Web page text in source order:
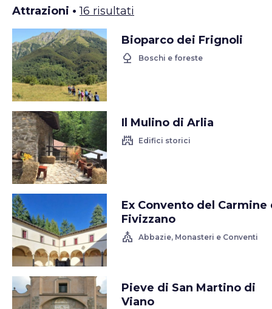
Attrazioni •16 risultati
Bioparco dei Frignoli
nature Boschi e foreste
Il Mulino di Arlia
castle Edifici storici
Ex Convento del Carmine
Fivizzano
church Abbazie, Monasteri e Conventi
Pieve di San Martino di
Viano